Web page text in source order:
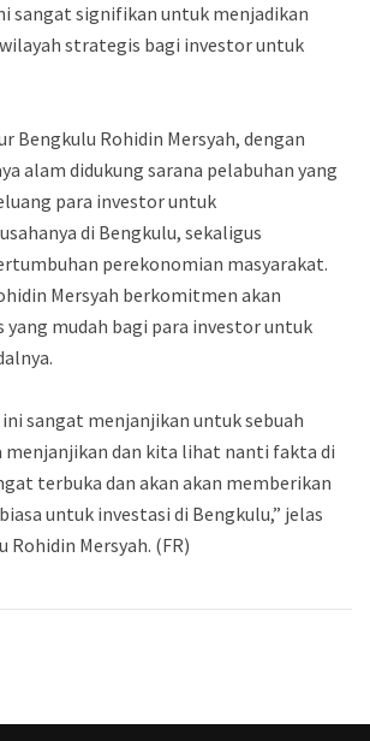
sangat signifikan untuk menjadikan
strategis bagi investor untuk
Bengkulu Rohidin Mersyah, dengan
alam didukung sarana pelabuhan yang
para investor untuk
di Bengkulu, sekaligus
perekonomian masyarakat.
Mersyah berkomitmen akan
yang mudah bagi para investor untuk
sangat menjanjikan untuk sebuah
menjanjikan dan kita lihat nanti fakta di
terbuka dan akan akan memberikan
untuk investasi di Bengkulu,” jelas
Rohidin Mersyah. (FR)